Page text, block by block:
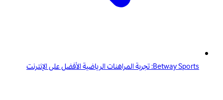
Betway Sports: تجربة المراهنات الرياضية الأفضل على الإنترنت